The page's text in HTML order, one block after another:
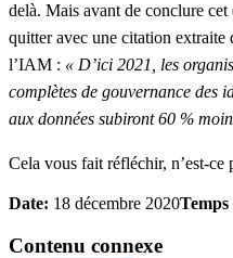
delà. Mais avant de conclure
quitter avec une citation extraite
l’IAM : « D’ici 2021, les
complètes de gouvernance des
aux données subiront 60 %
Cela vous fait réfléchir, n’est-ce
Date: 18 décembre 2020Temps
Contenu connexe